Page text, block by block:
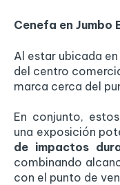
Cenefa en Jumbo
Al estar ubicada
del centro
marca cerca del
En conjunto,
una exposición
de impactos
combinando
con el punto de